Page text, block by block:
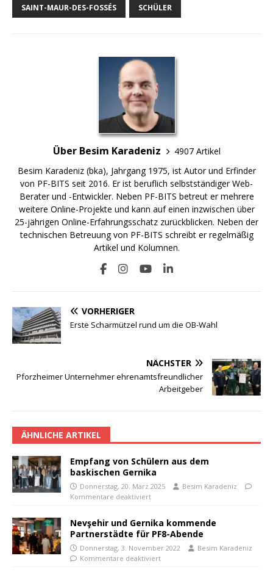
SAINT-MAUR-DES-FOSSÉS SCHÜLER
Über Besim Karadeniz
4907 Artikel
Besim Karadeniz (bka), Jahrgang 1975, ist Autor und Erfinder
von PF-BITS seit 2016. Er ist beruflich selbstständiger Web-
Berater und -Entwickler. Neben PF-BITS betreut er mehrere
weitere Online-Projekte und kann auf einen inzwischen über
25-jährigen Online-Erfahrungsschatz zurückblicken. Neben der
technischen Betreuung von PF-BITS schreibt er regelmäßig
Artikel und Kolumnen.
VORHERIGER
Erste Scharmützel rund um die OB-Wahl
NÄCHSTER
Pforzheimer Unternehmer ehrenamtsfreundlicher
Arbeitgeber
ÄHNLICHE ARTIKEL
Empfang von Schülern aus dem
baskischen Gernika
Donnerstag, 20. März 2025
Besim Karadeniz
Kommentare deaktiviert
Nevşehir und Gernika kommende
Partnerstädte für PF8-Abende
Donnerstag, 3. November 2022
Besim Karadeniz
Kommentare deaktiviert